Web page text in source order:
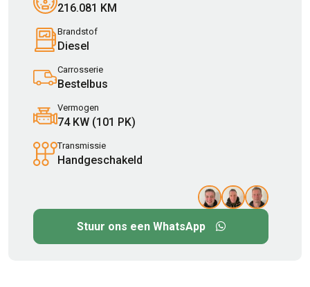
216.081 KM
Brandstof
Diesel
Carrosserie
Bestelbus
Vermogen
74 KW (101 PK)
Transmissie
Handgeschakeld
Stuur ons een WhatsApp